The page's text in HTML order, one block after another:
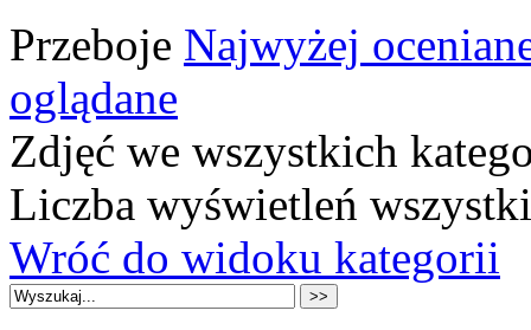
Przeboje Najwyżej
oglądane
Zdjęć we wszystkich
Liczba wyświetleń
Wróć do widoku kategorii